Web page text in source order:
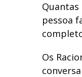
Quantas
pessoa
Os